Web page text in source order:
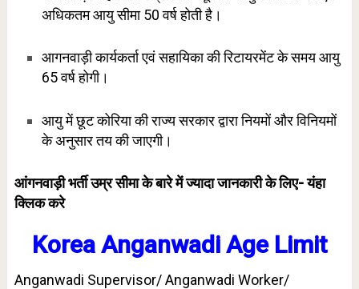
अधिकतम आयु सीमा 50 वर्ष होती है।
आगनवाड़ी कार्यकर्ता एवं सहायिका की रिटायरमेंट के समय आयु
65 वर्ष होगी।
आयु में छूट कोरिया की राज्य सरकार द्वारा नियमों और विनियमों
के अनुसार तय की जाएगी।
आंगनवाड़ी भर्ती उम्र सीमा के बारे में ज्यादा जानकारी के लिए-यंहा
क्लिक करे
Korea Anganwadi Age Limit
Anganwadi Supervisor/ Anganwadi Worker/